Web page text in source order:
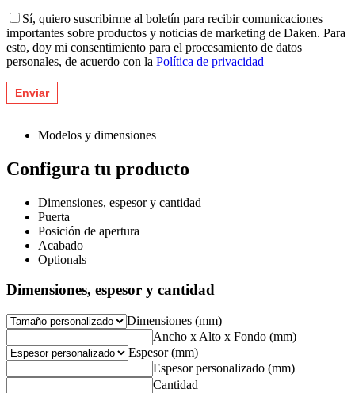
Sí, quiero suscribirme al boletín para recibir comunicaciones
importantes sobre productos y noticias de marketing de Daken. Para
esto, doy mi consentimiento para el procesamiento de datos
personales, de acuerdo con la Política de privacidad
Modelos y dimensiones
Configura tu producto
Dimensiones, espesor y cantidad
Puerta
Posición de apertura
Acabado
Optionals
Dimensiones, espesor y cantidad
Dimensiones (mm)
Ancho x Alto x Fondo (mm)
Espesor (mm)
Espesor personalizado (mm)
Cantidad